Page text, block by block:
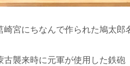
崎宮にちなんで作られた鳩太郎
古襲来時に元軍が使用した鉄砲